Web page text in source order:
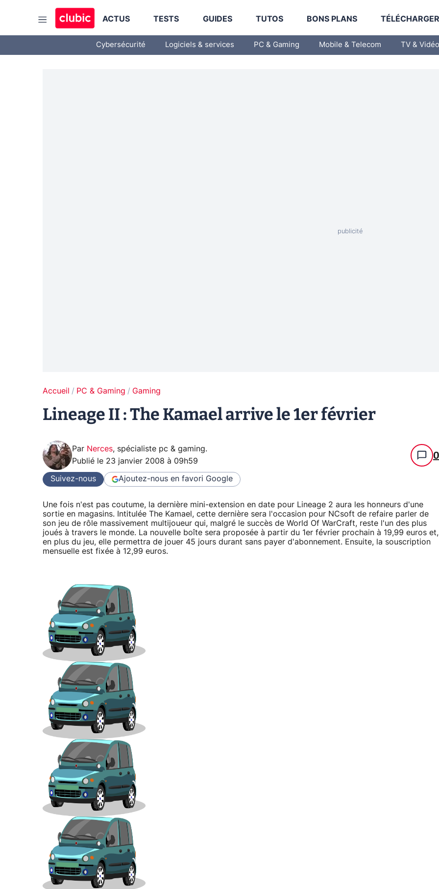
ACTUS TESTS GUIDES TUTOS BONS PLANS
Cybersécurité Logiciels & services PC & Gaming Mobile & Telecom TV & Vidéo
Accueil PC & Gaming Gaming
Lineage II : The Kamael arrive le 1er février
Par Nerces, spécialiste pc & gaming.
Publié le 23 janvier 2008 à 09h59 0
Suivez-nous Ajoutez-nous en favori Google
Une fois n'est pas coutume, la dernière mini-extension en date pour Lineage 2 aura les honneurs d'une
sortie en magasins. Intitulée The Kamael, cette dernière sera l'occasion pour NCsoft de refaire parler de
son jeu de rôle massivement multijoueur qui, malgré le succès de World Of WarCraft, reste l'un des plus
joués à travers le monde. La nouvelle boîte sera proposée à partir du 1er février prochain à 19,99 euros et,
en plus du jeu, elle permettra de jouer 45 jours durant sans payer d'abonnement. Ensuite, la souscription
mensuelle est fixée à 12,99 euros.